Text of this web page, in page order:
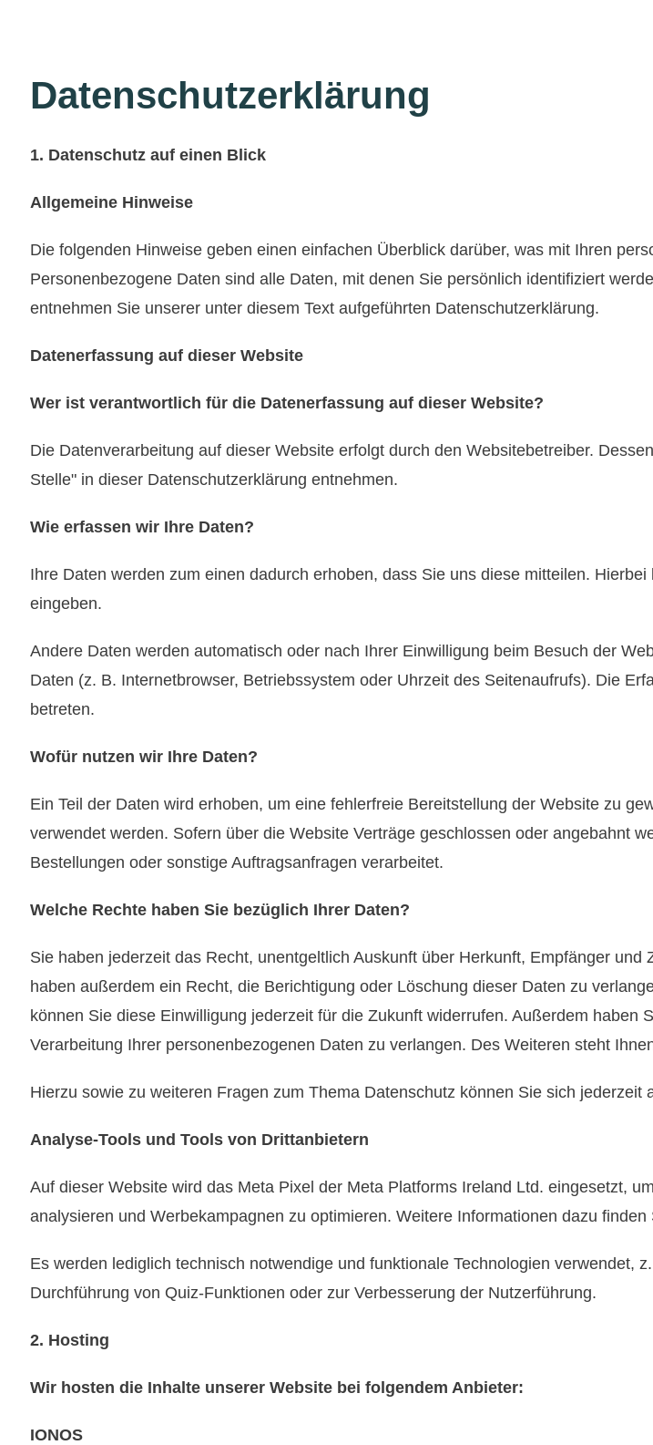
Datenschutzerklärung
1. Datenschutz auf einen Blick
Allgemeine Hinweise
Die folgenden Hinweise geben einen einfachen Überblick darüber, was mit Ihren
Personenbezogene Daten sind alle Daten, mit denen Sie persönlich identifiziert
entnehmen Sie unserer unter diesem Text aufgeführten Datenschutzerklärung.
Datenerfassung auf dieser Website
Wer ist verantwortlich für die Datenerfassung auf dieser Website?
Die Datenverarbeitung auf dieser Website erfolgt durch den Websitebetreiber.
Stelle" in dieser Datenschutzerklärung entnehmen.
Wie erfassen wir Ihre Daten?
Ihre Daten werden zum einen dadurch erhoben, dass Sie uns diese mitteilen.
eingeben.
Andere Daten werden automatisch oder nach Ihrer Einwilligung beim Besuch der
Daten (z. B. Internetbrowser, Betriebssystem oder Uhrzeit des Seitenaufrufs). Die
betreten.
Wofür nutzen wir Ihre Daten?
Ein Teil der Daten wird erhoben, um eine fehlerfreie Bereitstellung der Website zu
verwendet werden. Sofern über die Website Verträge geschlossen oder angebahnt
Bestellungen oder sonstige Auftragsanfragen verarbeitet.
Welche Rechte haben Sie bezüglich Ihrer Daten?
Sie haben jederzeit das Recht, unentgeltlich Auskunft über Herkunft, Empfänger
haben außerdem ein Recht, die Berichtigung oder Löschung dieser Daten zu
können Sie diese Einwilligung jederzeit für die Zukunft widerrufen. Außerdem
Verarbeitung Ihrer personenbezogenen Daten zu verlangen. Des Weiteren steht
Hierzu sowie zu weiteren Fragen zum Thema Datenschutz können Sie sich jederzeit
Analyse-Tools und Tools von Drittanbietern
Auf dieser Website wird das Meta Pixel der Meta Platforms Ireland Ltd. eingesetzt,
analysieren und Werbekampagnen zu optimieren. Weitere Informationen dazu finden
Es werden lediglich technisch notwendige und funktionale Technologien verwendet,
Durchführung von Quiz-Funktionen oder zur Verbesserung der Nutzerführung.
2. Hosting
Wir hosten die Inhalte unserer Website bei folgendem Anbieter:
IONOS